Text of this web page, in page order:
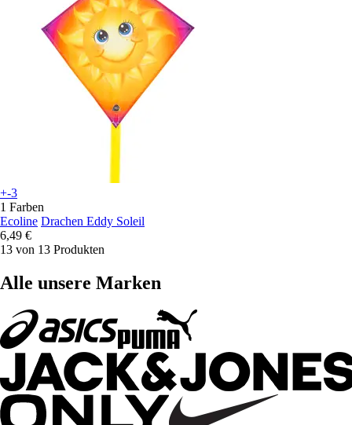
+-3
1 Farben
Ecoline Drachen Eddy Soleil
6,49 €
13 von 13 Produkten
Alle unsere Marken